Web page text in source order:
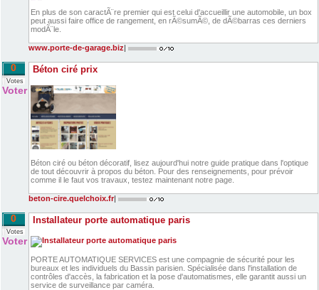
En plus de son caractÃ¨re premier qui est celui d'accueillir une automobile, un box
peut aussi faire office de rangement, en rÃ©sumÃ©, de dÃ©barras ces derniers
modÃ¨le.
www.porte-de-garage.biz|
0
Votes
Voter
Béton ciré prix
Béton ciré ou béton décoratif, lisez aujourd'hui notre guide pratique dans l'optique
de tout découvrir à propos du béton. Pour des renseignements, pour prévoir
comme il le faut vos travaux, testez maintenant notre page.
beton-cire.quelchoix.fr|
0
Votes
Voter
Installateur porte automatique paris
PORTE AUTOMATIQUE SERVICES est une compagnie de sécurité pour les
bureaux et les individuels du Bassin parisien. Spécialisée dans l'installation de
contrôles d'accès, la fabrication et la pose d'automatismes, elle garantit aussi un
service de surveillance par caméra.